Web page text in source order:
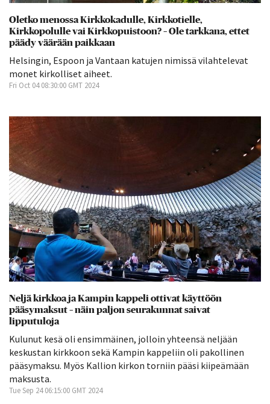
Oletko menossa Kirkkokadulle, Kirkkotielle,
Kirkkopolulle vai Kirkkopuistoon? – Ole tarkkana, ettet
päädy väärään paikkaan
Helsingin, Espoon ja Vantaan katujen nimissä vilahtelevat
monet kirkolliset aiheet.
Fri Oct 04 08:30:00 GMT 2024
Neljä kirkkoa ja Kampin kappeli ottivat käyttöön
pääsymaksut – näin paljon seurakunnat saivat
lipputuloja
Kulunut kesä oli ensimmäinen, jolloin yhteensä neljään
keskustan kirkkoon sekä Kampin kappeliin oli pakollinen
pääsymaksu. Myös Kallion kirkon torniin pääsi kiipeämään
maksusta.
Tue Sep 24 06:15:00 GMT 2024